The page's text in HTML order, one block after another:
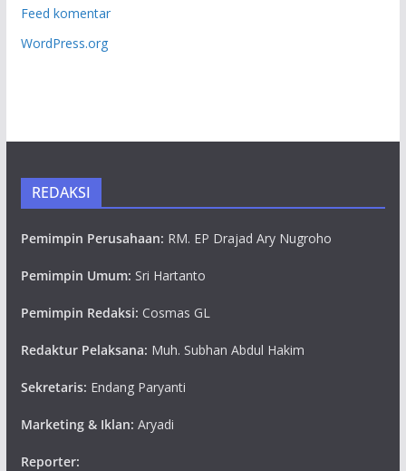
Feed komentar
WordPress.org
REDAKSI
Pemimpin Perusahaan: RM. EP Drajad Ary Nugroho
Pemimpin Umum: Sri Hartanto
Pemimpin Redaksi: Cosmas GL
Redaktur Pelaksana: Muh. Subhan Abdul Hakim
Sekretaris: Endang Paryanti
Marketing & Iklan: Aryadi
Reporter: